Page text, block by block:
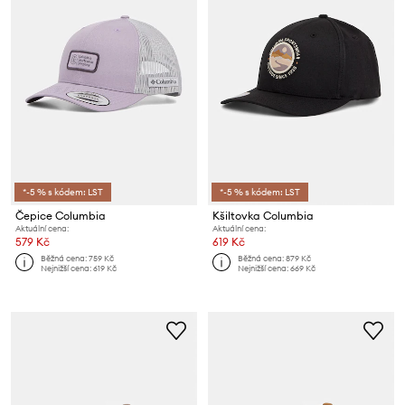
*-5 % s kódem: LST
Čepice Columbia
Aktuální cena:
579 Kč
Běžná cena:759 Kč
Nejnižší cena:619 Kč
*-5 % s kódem: LST
Kšiltovka Columbia
Aktuální cena:
619 Kč
Běžná cena:879 Kč
Nejnižší cena:669 Kč